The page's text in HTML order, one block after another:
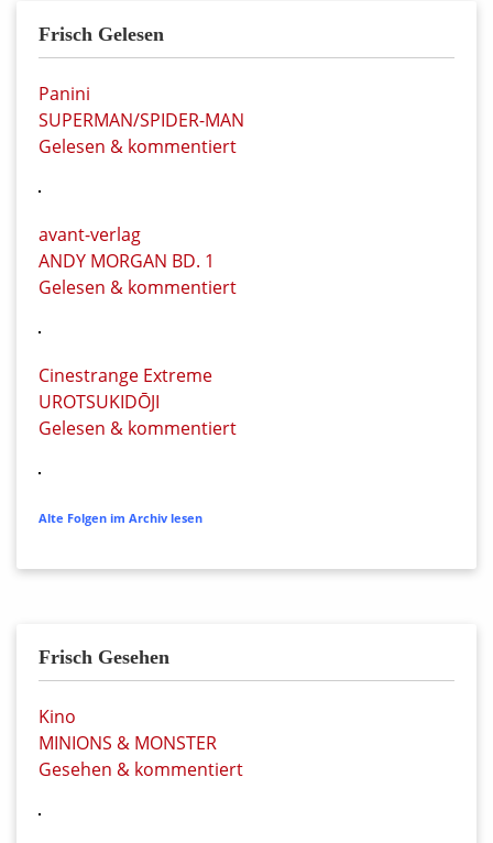
Frisch Gelesen
Panini
SUPERMAN/SPIDER-MAN
Gelesen & kommentiert
avant-verlag
ANDY MORGAN BD. 1
Gelesen & kommentiert
Cinestrange Extreme
UROTSUKIDŌJI
Gelesen & kommentiert
Alte Folgen im Archiv lesen
Frisch Gesehen
Kino
MINIONS & MONSTER
Gesehen & kommentiert